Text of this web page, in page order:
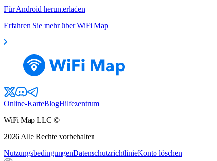
Für Android herunterladen
Erfahren Sie mehr über WiFi Map
Online-KarteBlogHilfezentrum
WiFi Map LLC ©
2026 Alle Rechte vorbehalten
NutzungsbedingungenDatenschutzrichtlinieKonto löschen